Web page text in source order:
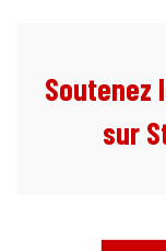
Soutenez
sur